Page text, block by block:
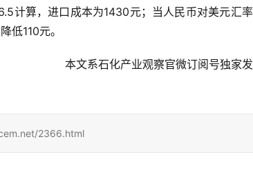
计算，进口成本为1430元；当人民币对美元汇
低110元。
本文系石化产业观察官微订阅号独家
2366.html